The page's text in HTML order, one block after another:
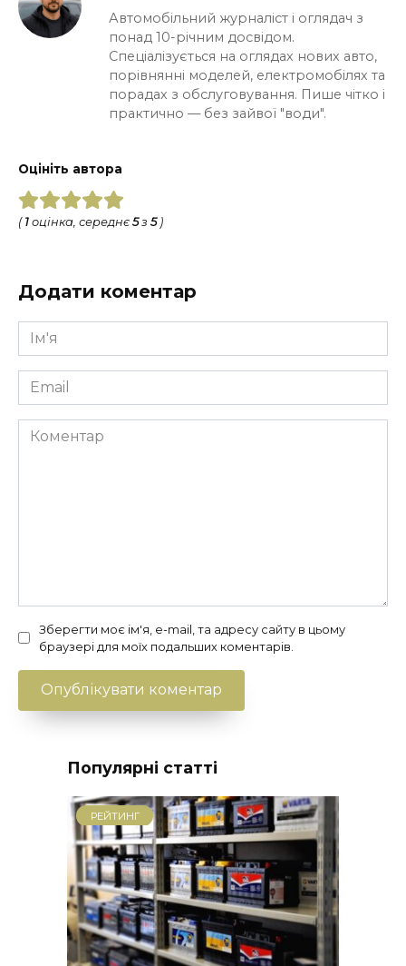
Автомобільний журналіст і оглядач з
понад 10-річним досвідом.
Спеціалізується на оглядах нових авто,
порівнянні моделей, електромобілях та
порадах з обслуговування. Пише чітко і
практично — без зайвої "води".
Оцініть автора
( 1 оцінка, середнє 5з 5)
Додати коментар
Ім'я
*
Email
*
Коментар
Зберегти моє ім'я, e-mail, та адресу сайту в цьому
браузері для моїх подальших коментарів.
Популярні статті
РЕЙТИНГ